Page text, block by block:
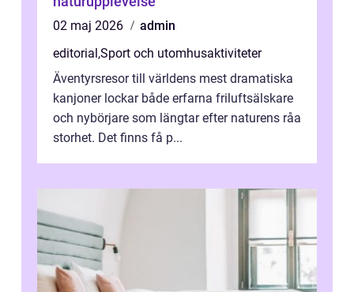
02 maj 2026
admin
editorial,Sport och utomhusaktiviteter
Äventyrsresor till världens mest dramatiska
kanjoner lockar både erfarna friluftsälskare
och nybörjare som längtar efter naturens råa
storhet. Det finns få p...